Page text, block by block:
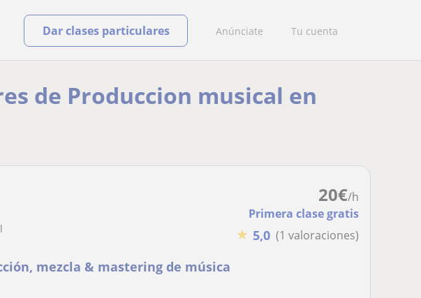
Anúnciate Tu cuenta
Dar clases particulares
de Produccion musical en
20€/h
Primera clase gratis
★ 5,0 (1 valoraciones)
mezcla & mastering de música